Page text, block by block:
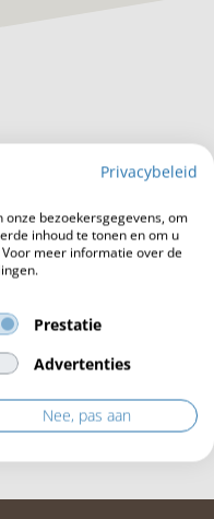
OP KWALITEIT VAN
PROCES TOT PRODUCT
800+
Privacybeleid
onze bezoekersgegevens, om
inhoud te tonen en om u
meer informatie over de
Prestatie
Advertenties
Nee, pas aan